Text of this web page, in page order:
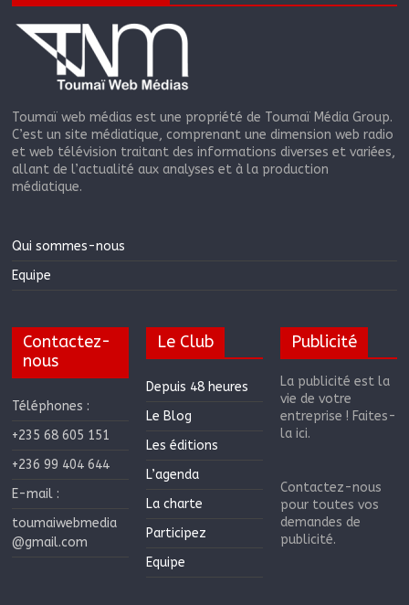
Toumaï web médias est une propriété de Toumaï Média Group.
C’est un site médiatique, comprenant une dimension web radio
et web télévision traitant des informations diverses et variées,
allant de l’actualité aux analyses et à la production
médiatique.
Qui sommes-nous
Equipe
Contactez-
nous
Téléphones :
+235 68 605 151
+236 99 404 644
E-mail :
toumaiwebmedia
@gmail.com
Le Club
Depuis 48 heures
Le Blog
Les éditions
L’agenda
La charte
Participez
Equipe
Publicité
La publicité est la
vie de votre
entreprise ! Faites-
la ici.
Contactez-nous
pour toutes vos
demandes de
publicité.